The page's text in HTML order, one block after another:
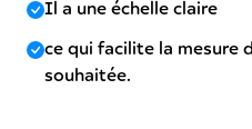
Il a une échelle claire
ce qui facilite la mesure
souhaitée.